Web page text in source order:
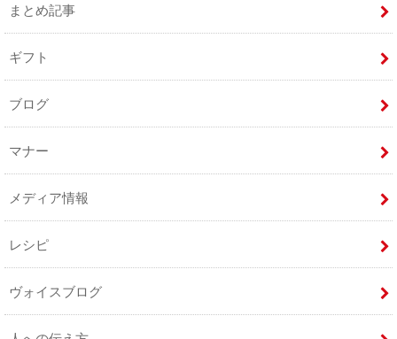
まとめ記事
ギフト
ブログ
マナー
メディア情報
レシピ
ヴォイスブログ